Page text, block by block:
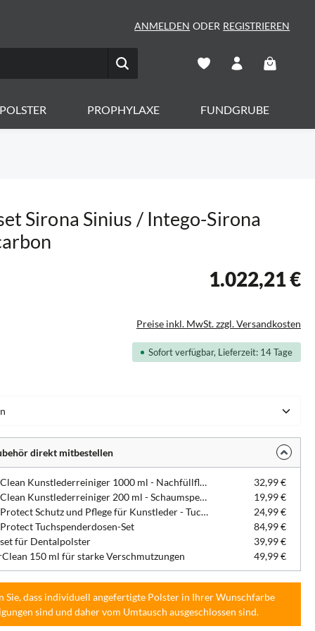
ANMELDEN ODER REGISTRIEREN
POLSTER PROPHYLAXE FUNDGRUBE
Sirona Sinius / Intego-Sirona
1.022,21 €
Preise inkl. MwSt. zzgl. Versandkosten
Sofort verfügbar, Lieferzeit: 14 Tage
direkt mitbestellen
DentaClean Kunstlederreiniger 1000 ml - Nachfüllflasche
32,99 €
DentaClean Kunstlederreiniger 200 ml - Schaumspenderflasche
19,99 €
DentaProtect Schutz und Pflege für Kunstleder - Tuchspenderdose
24,99 €
Tuchspenderdosen-Set
84,99 €
für Dentalpolster
39,99 €
150 ml für starke Verschmutzungen
49,99 €
Sie, dass individuell angefertigte Polster in Ihrer Wunschfarbe
sind und daher vom Umtausch ausgeschlossen sind.